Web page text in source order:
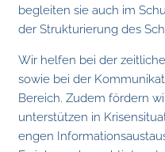
begleiten sie auch im
der Strukturierung des
Wir helfen bei der
sowie bei der
Bereich. Zudem fördern
unterstützen in
engen